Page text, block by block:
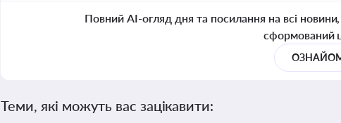
Повний AI-огляд дня та посилання на всі
сформований
Теми, які можуть вас зацікавити: